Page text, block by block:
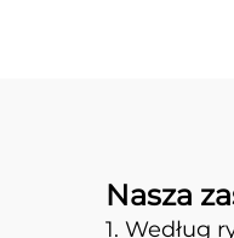
Nasza
1. Według